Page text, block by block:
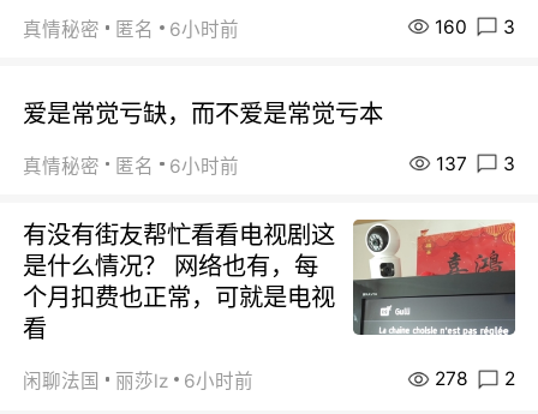
真情秘密 匿名 6小时前 160 3
爱是常觉亏缺，而不爱是常觉亏本
真情秘密 匿名 6小时前 137 3
有没有街友帮忙看看电视剧这
是什么情况？ 网络也有，每
个月扣费也正常，可就是电视
看
闲聊法国 丽莎lz 6小时前 278 2